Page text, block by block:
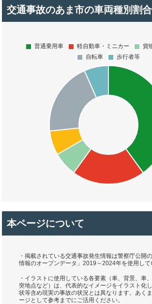
交通事故のあま市の車両種別割合
本ページについて
・掲載されている交通事故発生情報は警察庁公開
情報のオープンデータ」2019～2024年を使用して
・イラストに使用している各要素（車、背景、車
突地点など）は、代表的なイメージをイラスト化
状等含め現実の事故の状況とは異なります。あく
ージとして参考までにご活用ください。